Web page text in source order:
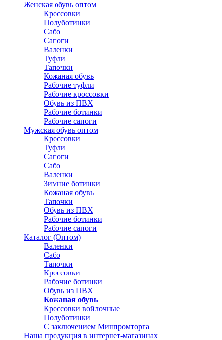
Женская обувь оптом
Кроссовки
Полуботинки
Сабо
Сапоги
Валенки
Туфли
Тапочки
Кожаная обувь
Рабочие туфли
Рабочие кроссовки
Обувь из ПВХ
Рабочие ботинки
Рабочие сапоги
Мужская обувь оптом
Кроссовки
Туфли
Сапоги
Сабо
Валенки
Зимние ботинки
Кожаная обувь
Тапочки
Обувь из ПВХ
Рабочие ботинки
Рабочие сапоги
Каталог (Оптом)
Валенки
Сабо
Тапочки
Кроссовки
Рабочие ботинки
Обувь из ПВХ
Кожаная обувь
Кроссовки войлочные
Полуботинки
С заключением Минпромторга
Наша продукция в интернет-магазинах